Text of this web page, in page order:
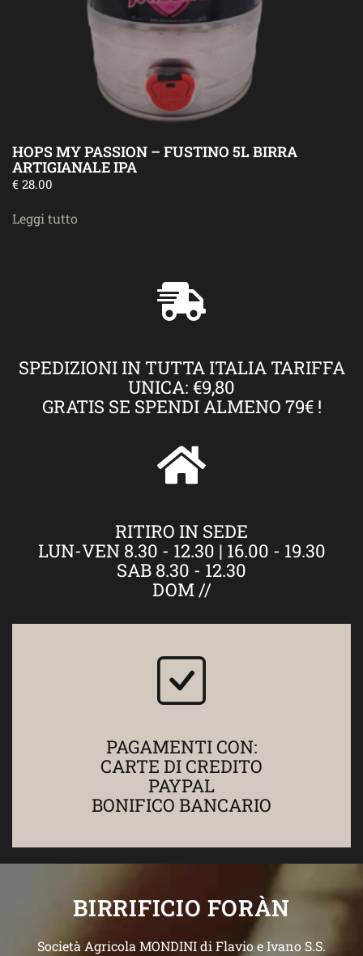
HOPS MY PASSION – FUSTINO 5L BIRRA
ARTIGIANALE IPA
€ 28.00
Leggi tutto
SPEDIZIONI IN TUTTA ITALIA TARIFFA
UNICA: €9,80
GRATIS SE SPENDI ALMENO 79€ !
RITIRO IN SEDE
LUN-VEN 8.30 - 12.30 | 16.00 - 19.30
SAB 8.30 - 12.30
DOM //
PAGAMENTI CON:
CARTE DI CREDITO
PAYPAL
BONIFICO BANCARIO
BIRRIFICIO FORÀN
Società Agricola MONDINI di Flavio e Ivano S.S.